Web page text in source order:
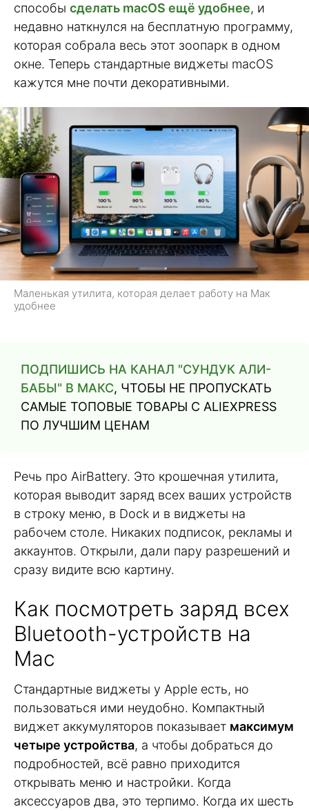
способы сделать macOS ещё удобнее, и
недавно наткнулся на бесплатную программу,
которая собрала весь этот зоопарк в одном
окне. Теперь стандартные виджеты macOS
кажутся мне почти декоративными.
Маленькая утилита, которая делает работу на Мак
удобнее
ПОДПИШИСЬ НА КАНАЛ "СУНДУК АЛИ-
БАБЫ" В МАКС, ЧТОБЫ НЕ ПРОПУСКАТЬ
САМЫЕ ТОПОВЫЕ ТОВАРЫ С ALIEXPRESS
ПО ЛУЧШИМ ЦЕНАМ
Речь про AirBattery. Это крошечная утилита,
которая выводит заряд всех ваших устройств
в строку меню, в Dock и в виджеты на
рабочем столе. Никаких подписок, рекламы и
аккаунтов. Открыли, дали пару разрешений и
сразу видите всю картину.
Как посмотреть заряд всех
Bluetooth-устройств на
Mac
Стандартные виджеты у Apple есть, но
пользоваться ими неудобно. Компактный
виджет аккумуляторов показывает максимум
четыре устройства, а чтобы добраться до
подробностей, всё равно приходится
открывать меню и настройки. Когда
аксессуаров два, это терпимо. Когда их шесть